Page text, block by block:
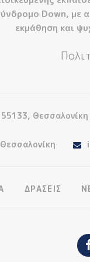
Down, με
εκμάθηση και
Θεσσαλονίκη
ΔΡΑΣΕΙΣ